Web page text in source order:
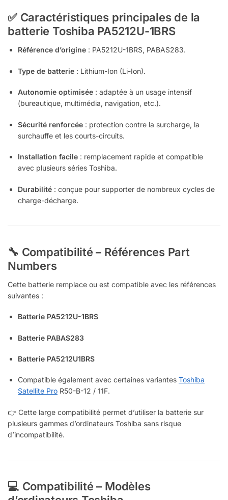
✅ Caractéristiques principales de la
batterie Toshiba PA5212U-1BRS
Référence d’origine : PA5212U-1BRS, PABAS283.
Type de batterie : Lithium-Ion (Li-Ion).
Autonomie optimisée : adaptée à un usage intensif
(bureautique, multimédia, navigation, etc.).
Sécurité renforcée : protection contre la surcharge, la
surchauffe et les courts-circuits.
Installation facile : remplacement rapide et compatible
avec plusieurs séries Toshiba.
Durabilité : conçue pour supporter de nombreux cycles de
charge-décharge.
🔧 Compatibilité – Références Part
Numbers
Cette batterie remplace ou est compatible avec les références
suivantes :
Batterie PA5212U-1BRS
Batterie PABAS283
Batterie PA5212U1BRS
Compatible également avec certaines variantes Toshiba
Satellite Pro R50-B-12 / 11F.
👉 Cette large compatibilité permet d’utiliser la batterie sur
plusieurs gammes d’ordinateurs Toshiba sans risque
d’incompatibilité.
💻 Compatibilité – Modèles